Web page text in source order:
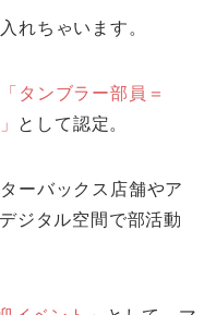
れちゃいます。
「タンブラー部員＝
として認定。
ーバックス店舗やア
ジタル空間で部活動